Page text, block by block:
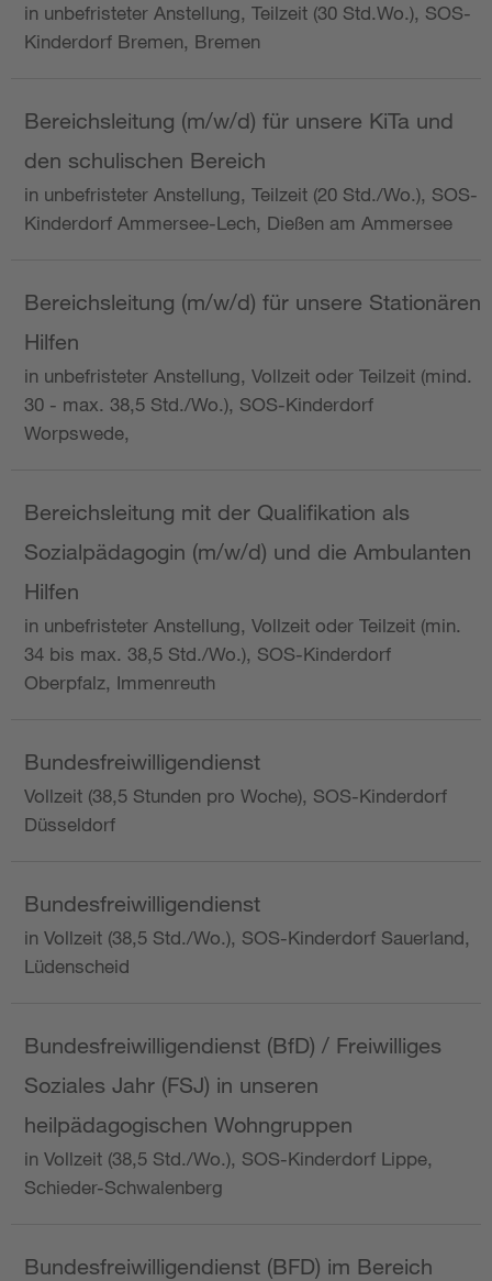
in unbefristeter Anstellung, Teilzeit (30 Std.Wo.), SOS-
Kinderdorf Bremen, Bremen
Bereichsleitung (m/w/d) für unsere KiTa und
den schulischen Bereich
in unbefristeter Anstellung, Teilzeit (20 Std./Wo.), SOS-
Kinderdorf Ammersee-Lech, Dießen am Ammersee
Bereichsleitung (m/w/d) für unsere Stationären
Hilfen
in unbefristeter Anstellung, Vollzeit oder Teilzeit (mind.
30 - max. 38,5 Std./Wo.), SOS-Kinderdorf
Worpswede,
Bereichsleitung mit der Qualifikation als
Sozialpädagogin (m/w/d) und die Ambulanten
Hilfen
in unbefristeter Anstellung, Vollzeit oder Teilzeit (min.
34 bis max. 38,5 Std./Wo.), SOS-Kinderdorf
Oberpfalz, Immenreuth
Bundesfreiwilligendienst
Vollzeit (38,5 Stunden pro Woche), SOS-Kinderdorf
Düsseldorf
Bundesfreiwilligendienst
in Vollzeit (38,5 Std./Wo.), SOS-Kinderdorf Sauerland,
Lüdenscheid
Bundesfreiwilligendienst (BfD) / Freiwilliges
Soziales Jahr (FSJ) in unseren
heilpädagogischen Wohngruppen
in Vollzeit (38,5 Std./Wo.), SOS-Kinderdorf Lippe,
Schieder-Schwalenberg
Bundesfreiwilligendienst (BFD) im Bereich